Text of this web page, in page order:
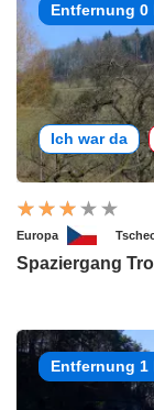
Entfernung 0
Ich war da
Europa
Spaziergang
Entfernung 1